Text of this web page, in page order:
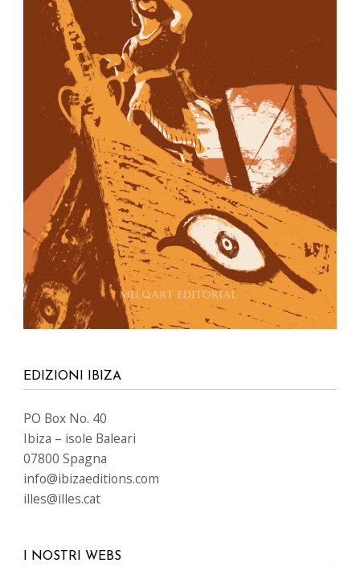
EDIZIONI IBIZA
PO Box No. 40
Ibiza – isole Baleari
07800 Spagna
info@ibizaeditions.com
illes@illes.cat
I NOSTRI WEBS